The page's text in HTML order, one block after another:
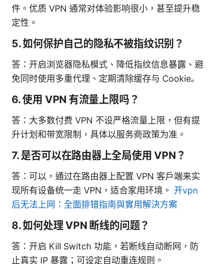
件。优质 VPN 通常对体验影响很小，甚至提升稳
定性。
5. 如何保护自己的隐私不被指纹识别？
答：开启浏览器隐私模式、降低指纹信息暴露、避
免同时使用多重代理、定期清除缓存与 Cookie。
6. 使用 VPN 有流量上限吗？
答：大多数付费 VPN 不设严格流量上限，但有提
升计划和带宽限制，具体以服务商政策为准。
7. 是否可以在路由器上全局使用 VPN？
答：可以，通过在路由器上配置 VPN 客户端来实
现所有设备统一走 VPN，适合家用环境。 开vpn
后无法上网：全面排错指南與實用解決方案
8. 如何处理 VPN 断线的问题？
答：开启 Kill Switch 功能，若断线自动断网，防
止真实 IP 暴露；可设定自动重连规则。